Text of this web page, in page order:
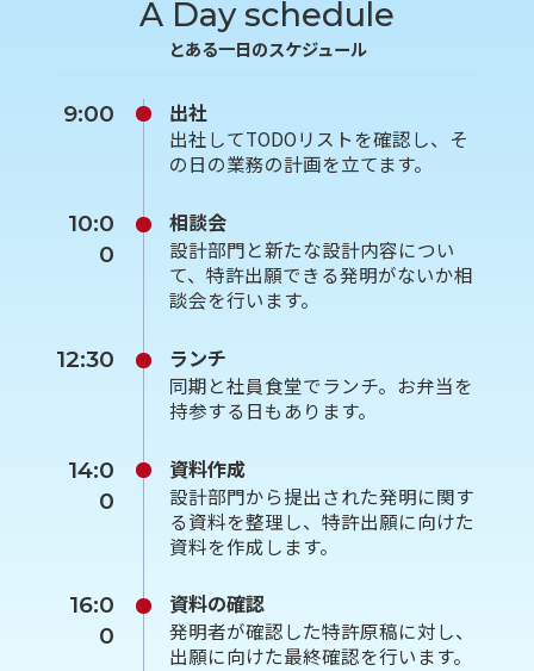
A Day schedule
とある一日のスケジュール
9:00 出社
出社してTODOリストを確認し、そ
の日の業務の計画を立てます。
10:0
0
相談会
設計部門と新たな設計内容につい
て、特許出願できる発明がないか相
談会を行います。
12:30 ランチ
同期と社員食堂でランチ。お弁当を
持参する日もあります。
14:0
0
資料作成
設計部門から提出された発明に関す
る資料を整理し、特許出願に向けた
資料を作成します。
16:0
0
資料の確認
発明者が確認した特許原稿に対し、
出願に向けた最終確認を行います。